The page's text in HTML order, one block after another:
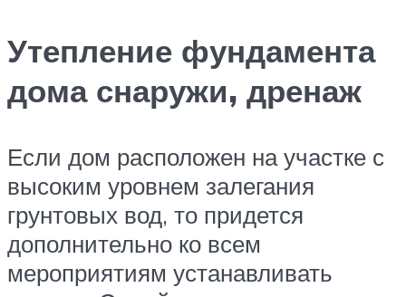
Утепление фундамента
дома снаружи, дренаж
Если дом расположен на участке с
высоким уровнем залегания
грунтовых вод, то придется
дополнительно ко всем
мероприятиям устанавливать